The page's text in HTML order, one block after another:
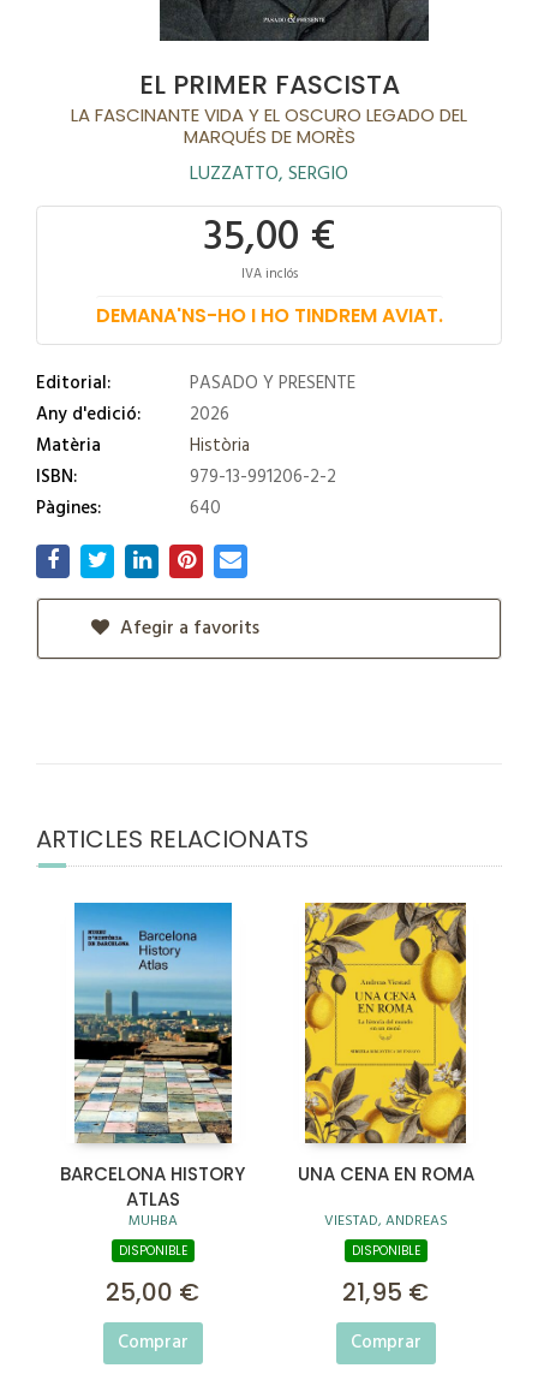
EL PRIMER FASCISTA
LA FASCINANTE VIDA Y EL OSCURO LEGADO DEL
MARQUÉS DE MORÈS
LUZZATTO, SERGIO
35,00 €
IVA inclós
DEMANA'NS-HO I HO TINDREM AVIAT.
Editorial:
PASADO Y PRESENTE
Any d'edició:
2026
Matèria
Història
ISBN:
979-13-991206-2-2
Pàgines:
640
Afegir a favorits
ARTICLES RELACIONATS
BARCELONA HISTORY
ATLAS
MUHBA
DISPONIBLE
25,00 €
Comprar
UNA CENA EN ROMA
VIESTAD, ANDREAS
DISPONIBLE
21,95 €
Comprar